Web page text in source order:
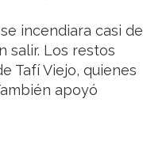
incendiara casi de
salir. Los restos
Tafí Viejo, quienes
apoyó